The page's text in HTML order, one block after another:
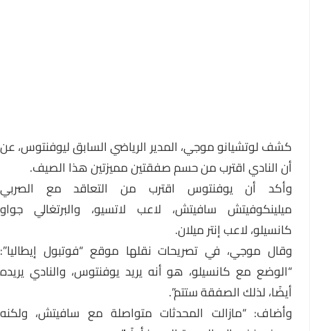
كشف لوتشيانو موجي، المدير الرياضي السابق ليوفنتوس، عن
أن النادي اقترب من حسم صفقتين مميزتين هذا الصيف.
وأكد أن يوفنتوس اقترب من التعاقد مع الصربي
ميلينكوفيتش سافيتش، لاعب لاتسيو، والبرتغالي جواو
كانسيلو، لاعب إنتر ميلان.
وقال موجي، في تصريحات نقلها موقع “فوتبول إيطاليا”:
“الوضع مع كانسيلو، هو أنه يريد يوفنتوس، والنادي يريده
أيضًا، لذلك الصفقة ستتم”.
وأضاف: “مازالت المحدثات متواصلة مع سافيتش، ولكنه